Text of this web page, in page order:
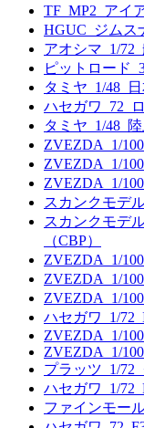
TF_MP2_アイ
HGUC_ジムス
アオシマ_1/
ピットロード
タミヤ_1/48_
ハセガワ_72_
タミヤ_1/48_
ZVEZDA_1/
ZVEZDA_1/
ZVEZDA_1/
スカンクモデ
スカンクモデ
（CBP）
ZVEZDA_1/
ZVEZDA_1/
ZVEZDA_1/
ハセガワ_1/
ZVEZDA_1/
ZVEZDA_1/
プラッツ_1/
ハセガワ_1/
ファインモー